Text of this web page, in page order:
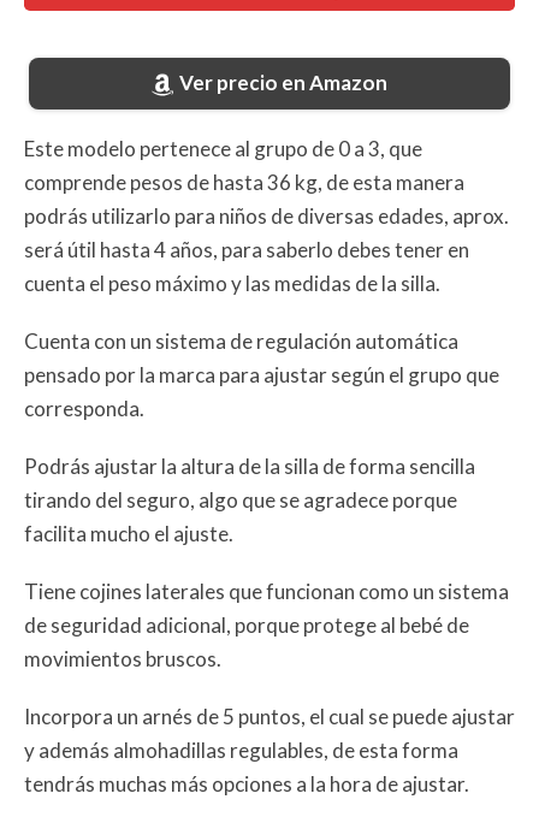
Ver precio en Amazon
Este modelo pertenece al grupo de 0 a 3, que
comprende pesos de hasta 36 kg, de esta manera
podrás utilizarlo para niños de diversas edades, aprox.
será útil hasta 4 años, para saberlo debes tener en
cuenta el peso máximo y las medidas de la silla.
Cuenta con un sistema de regulación automática
pensado por la marca para ajustar según el grupo que
corresponda.
Podrás ajustar la altura de la silla de forma sencilla
tirando del seguro, algo que se agradece porque
facilita mucho el ajuste.
Tiene cojines laterales que funcionan como un sistema
de seguridad adicional, porque protege al bebé de
movimientos bruscos.
Incorpora un arnés de 5 puntos, el cual se puede ajustar
y además almohadillas regulables, de esta forma
tendrás muchas más opciones a la hora de ajustar.